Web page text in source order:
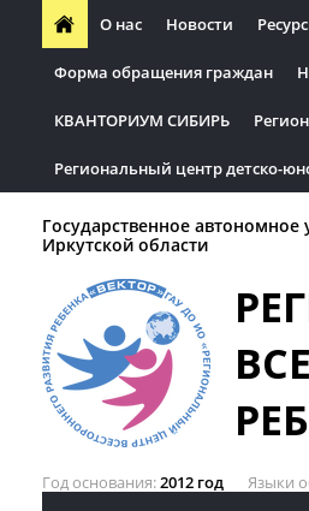
О нас Новости
Форма обращения граждан
КВАНТОРИУМ СИБИРЬ
Региональный центр детско-
Государственное
Иркутской области
Год основания 2012 год Языки